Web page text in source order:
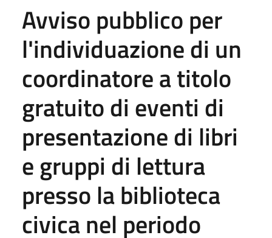
Avviso pubblico per
l'individuazione di un
coordinatore a titolo
gratuito di eventi di
presentazione di libri
e gruppi di lettura
presso la biblioteca
civica nel periodo